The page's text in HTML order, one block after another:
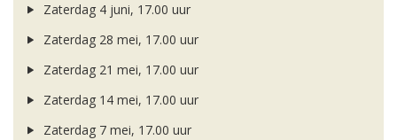
Zaterdag 4 juni, 17.00 uur
Zaterdag 28 mei, 17.00 uur
Zaterdag 21 mei, 17.00 uur
Zaterdag 14 mei, 17.00 uur
Zaterdag 7 mei, 17.00 uur